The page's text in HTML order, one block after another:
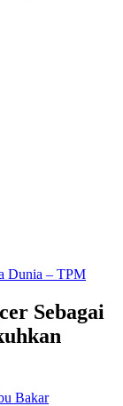
Dunia – TPM
Sebagai
Bakar